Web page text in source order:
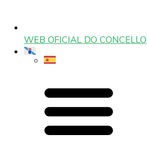
WEB OFICIAL DO CONCELLO